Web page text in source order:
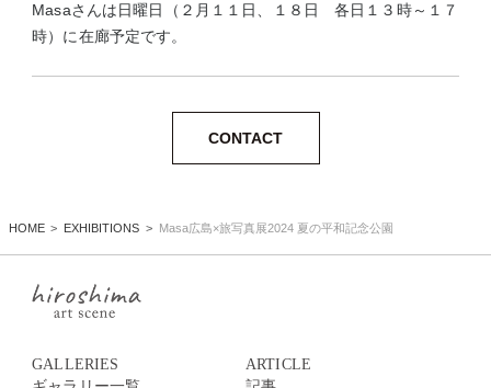
Masaさんは日曜日（２月１１日、１８日 各日１３時～１７
時）に在廊予定です。
CONTACT
HOME EXHIBITIONS Masa広島×旅写真展2024 夏の平和記念公園
GALLERIES ARTICLE